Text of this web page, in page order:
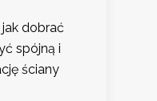
dobrać
spójną i
ściany